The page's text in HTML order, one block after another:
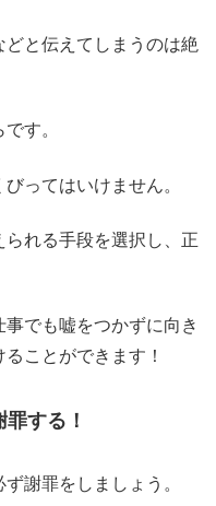
と伝えてしまうのは絶
す。
ってはいけません。
れる手段を選択し、正
でも嘘をつかずに向き
ことができます！
する！
謝罪をしましょう。